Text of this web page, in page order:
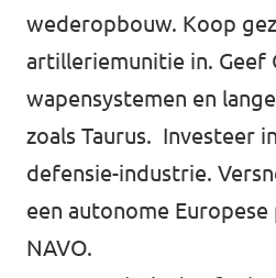
wederopbouw. Koop
artilleriemunitie in. Geef
wapensystemen en
zoals Taurus. Investeer
defensie-industrie.
een autonome
NAVO.